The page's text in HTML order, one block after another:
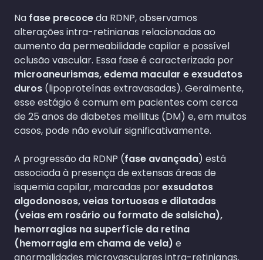
Na fase precoceda RDNP, observamos
alterações intra-retinianas relacionadas ao
aumento da permeabilidade capilar e possível
oclusão vascular. Essa fase é caracterizada por
microaneurismas, edema macular e exsudatos
duros (lipoproteínas extravasadas). Geralmente,
esse estágio é comum em pacientes com cerca
de 25 anos de diabetes mellitus (DM) e, em muitos
casos, pode não evoluir significativamente.
A progressão da RDNP (fase avançada) está
associada à presença de extensas áreas de
isquemia capilar, marcadas porexsudatos
algodonosos, veias tortuosas e dilatadas
(veias em rosário ou formato de salsicha),
hemorragias na superfície da retina
(hemorragia em chama de vela) e